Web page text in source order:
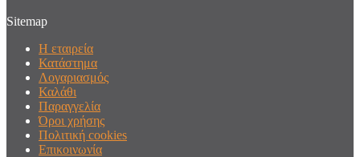
Sitemap
Η εταιρεία
Κατάστημα
Λογαριασμός
Καλάθι
Παραγγελία
Όροι χρήσης
Πολιτική cookies
Επικοινωνία